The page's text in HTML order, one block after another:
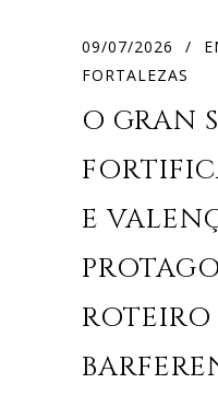
09/07/2026
FORTALEZAS
O GRAN
E